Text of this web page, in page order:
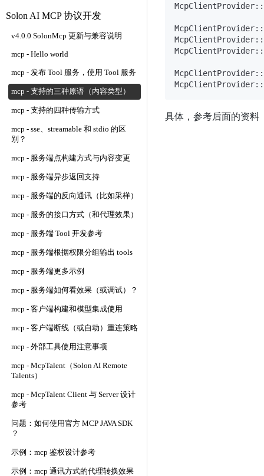
Solon AI MCP 协议开发
v4.0.0 SolonMcp 更新与兼容说明
mcp - Hello world
mcp - 发布 Tool 服务，使用 Tool 服务
mcp - 支持的三种原语（内容类型）
mcp - 支持的四种传输方式
mcp - sse、streamable 和 stdio 的区
别？
mcp - 服务端点构建方式与内容变更
mcp - 服务端异步返回支持
mcp - 服务端的反向通讯（比如采样）
mcp - 服务的接口方式（和代理效果）
mcp - 服务端 Tool 开发参考
mcp - 服务端根据权限分组输出 tools
mcp - 服务端更多示例
mcp - 服务端如何看效果（或调试）？
mcp - 客户端构建和模型集成使用
mcp - 客户端断线（或自动）重连策略
mcp - 外部工具使用注意事项
mcp - McpTalent（Solon AI Remote
Talents）
mcp - McpTalent Client 与 Server 设计
参考
问题：如何使用官方 MCP JAVA SDK
？
示例：mcp 鉴权设计参考
示例：mcp 通讯方式的代理转换效果
具体，参考后面的资料